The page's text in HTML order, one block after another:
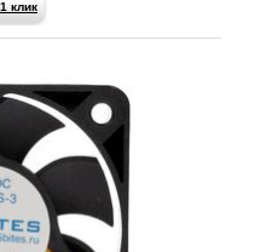
клик